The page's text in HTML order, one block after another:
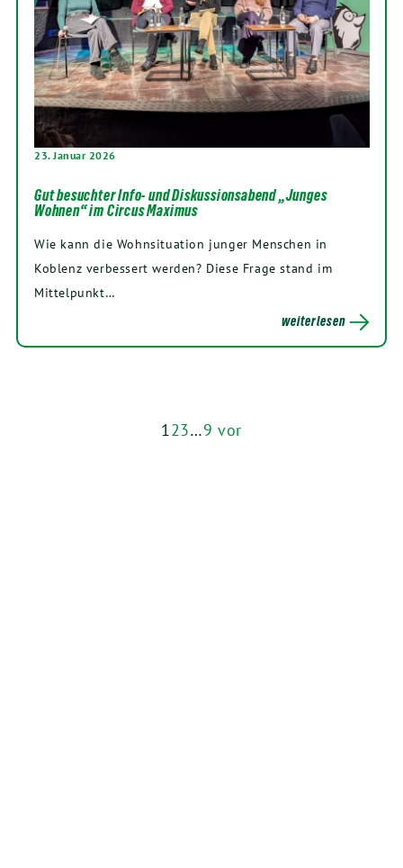
23. Januar 2026
Gut besuchter Info- und Diskussionsabend „Junges
Wohnen“ im Circus Maximus
Wie kann die Wohnsituation junger Menschen in
Koblenz verbessert werden? Diese Frage stand im
Mittelpunkt…
weiterlesen
123…9 vor